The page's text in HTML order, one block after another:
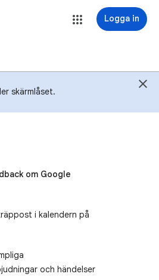
Logga in
skärmlåset.
om Google
i kalendern på
och händelser